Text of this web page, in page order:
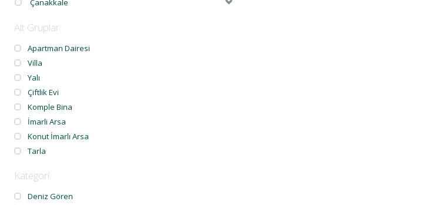
Çanakkale
Alt Gruplar
Apartman Dairesi
Villa
Yalı
Çiftlik Evi
Komple Bina
İmarli Arsa
Konut İmarlı Arsa
Tarla
Kategori
Deniz Gören